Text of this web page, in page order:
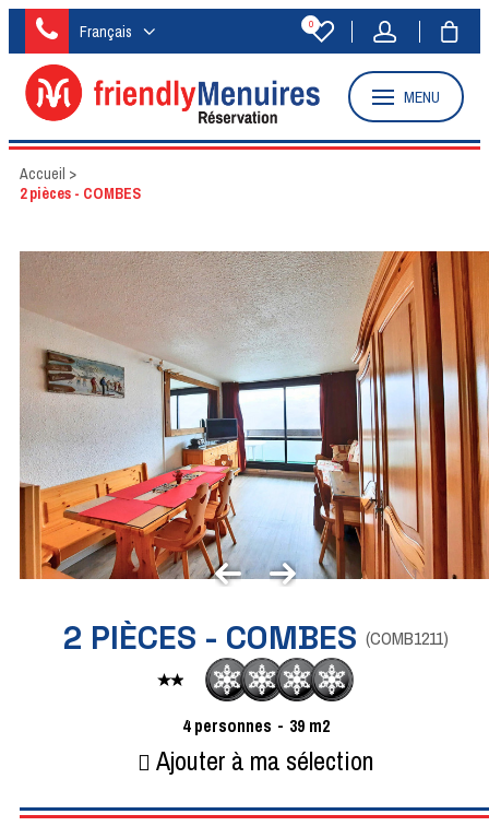
Français 0
MENU
Accueil >
2 pièces - COMBES
2 PIÈCES - COMBES (COMB1211)
4 personnes 39 m2
Ajouter à ma sélection